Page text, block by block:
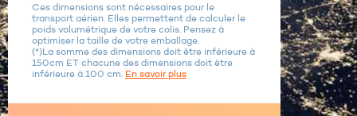
Ces dimensions sont nécessaires pour le
transport aérien. Elles permettent de calculer le
poids volumétrique de votre colis. Pensez à
optimiser la taille de votre emballage.
(*)La somme des dimensions doit être inférieure à
150cm ET chacune des dimensions doit être
inférieure à 100 cm. En savoir plus